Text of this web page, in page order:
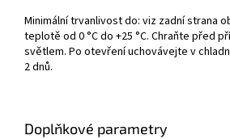
Minimální trvanlivost do: viz zadní strana
teplotě od 0 °C do +25 °C. Chraňte před
světlem. Po otevření uchovávejte v
2 dnů.
Doplňkové parametry